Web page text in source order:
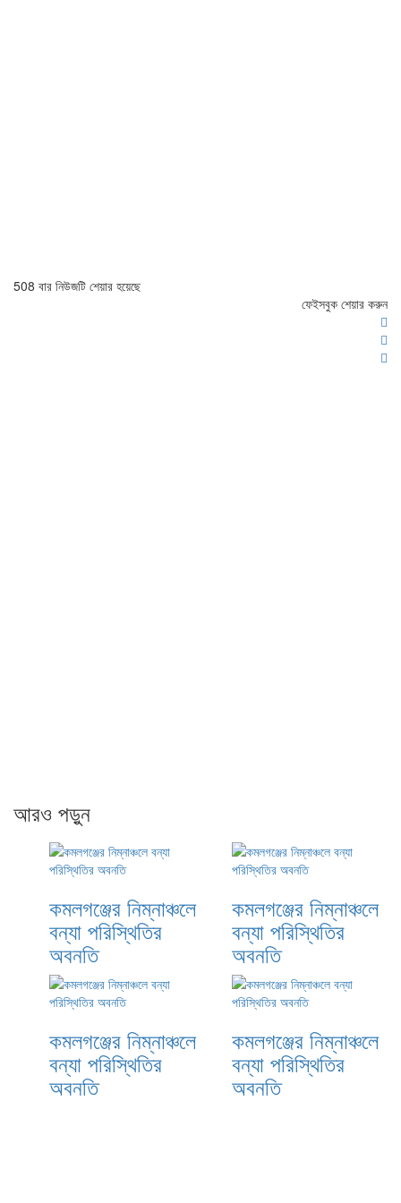
508 বার নিউজটি শেয়ার হয়েছে
ফেইসবুক শেয়ার করুন
আরও পড়ুন
কমলগঞ্জের নিম্নাঞ্চলে
বন্যা পরিস্থিতির
অবনতি
কমলগঞ্জের নিম্নাঞ্চলে
বন্যা পরিস্থিতির
অবনতি
কমলগঞ্জের নিম্নাঞ্চলে
বন্যা পরিস্থিতির
অবনতি
কমলগঞ্জের নিম্নাঞ্চলে
বন্যা পরিস্থিতির
অবনতি